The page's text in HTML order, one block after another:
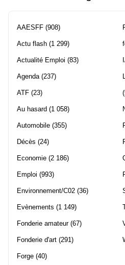
AAESFF (908)
Actu flash (1 299)
Actualité Emploi (83)
Agenda (237)
ATF (23)
Au hasard (1 058)
Automobile (355)
Décès (24)
Economie (2 186)
Emploi (993)
Environnement/C02 (36)
Evènements (1 149)
Fonderie amateur(67)
Fonderie d'art (291)
Forge (40)